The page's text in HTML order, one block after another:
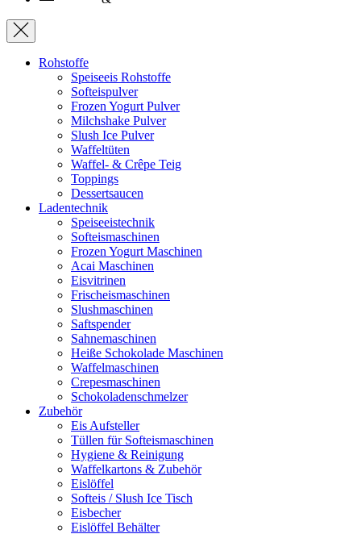
Rohstoffe
Speiseeis Rohstoffe
Softeispulver
Frozen Yogurt Pulver
Milchshake Pulver
Slush Ice Pulver
Waffeltüten
Waffel- & Crêpe Teig
Toppings
Dessertsaucen
Ladentechnik
Speiseeistechnik
Softeismaschinen
Frozen Yogurt Maschinen
Acai Maschinen
Eisvitrinen
Frischeismaschinen
Slushmaschinen
Saftspender
Sahnemaschinen
Heiße Schokolade Maschinen
Waffelmaschinen
Crepesmaschinen
Schokoladenschmelzer
Zubehör
Eis Aufsteller
Tüllen für Softeismaschinen
Hygiene & Reinigung
Waffelkartons & Zubehör
Eislöffel
Softeis / Slush Ice Tisch
Eisbecher
Eislöffel Behälter